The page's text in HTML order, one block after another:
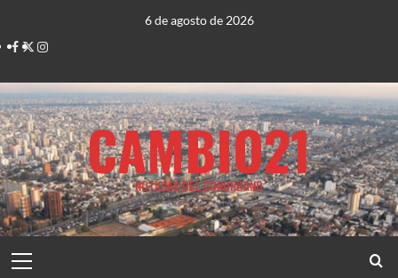
contenido
6 de agosto de 2026
Facebook
TwitterInstagram
CAMBIO21
NOTICIAS DEL CONURBANO
principal